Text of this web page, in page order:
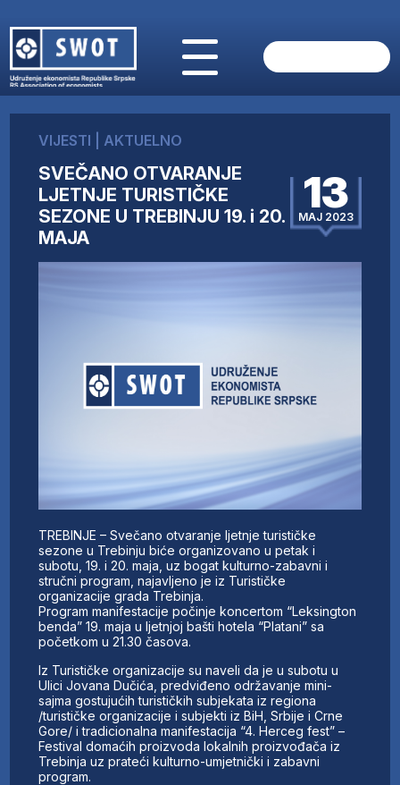
O NAMA
AKTUELNO
ANALIZE
KOMPANIJE
FINANSIJE
IZ STRANIH MEDIJA
VIJESTI AKTUELNO
SVEČANO OTVARANJE
LJETNJE TURISTIČKE
SEZONE U TREBINJU 19. i 20.
MAJA
13
MAJ 2023
TREBINJE – Svečano otvaranje ljetnje turističke
sezone u Trebinju biće organizovano u petak i
subotu, 19. i 20. maja, uz bogat kulturno-zabavni i
stručni program, najavljeno je iz Turističke
organizacije grada Trebinja.
Program manifestacije počinje koncertom “Leksington
benda” 19. maja u ljetnjoj bašti hotela “Platani” sa
početkom u 21.30 časova.
Iz Turističke organizacije su naveli da je u subotu u
Ulici Jovana Dučića, predviđeno održavanje mini-
sajma gostujućih turističkih subjekata iz regiona
/turističke organizacije i subjekti iz BiH, Srbije i Crne
Gore/ i tradicionalna manifestacija “4. Herceg fest” –
Festival domaćih proizvoda lokalnih proizvođača iz
Trebinja uz prateći kulturno-umjetnički i zabavni
program.